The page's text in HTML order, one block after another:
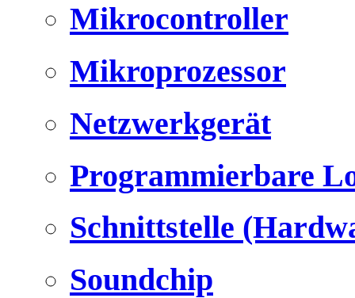
Mikrocontroller
Mikroprozessor
Netzwerkgerät
Programmierbare
Schnittstelle
Soundchip